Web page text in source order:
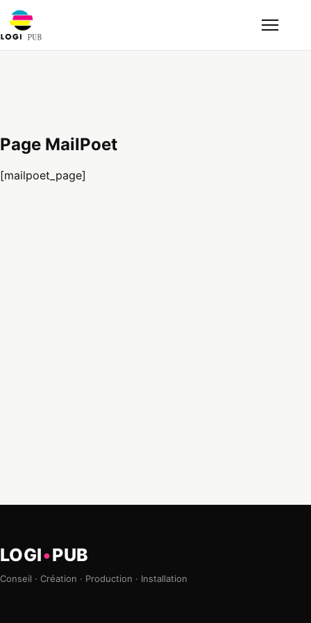
Page MailPoet
[mailpoet_page]
LOGI•PUB
Conseil · Création · Production · Installation